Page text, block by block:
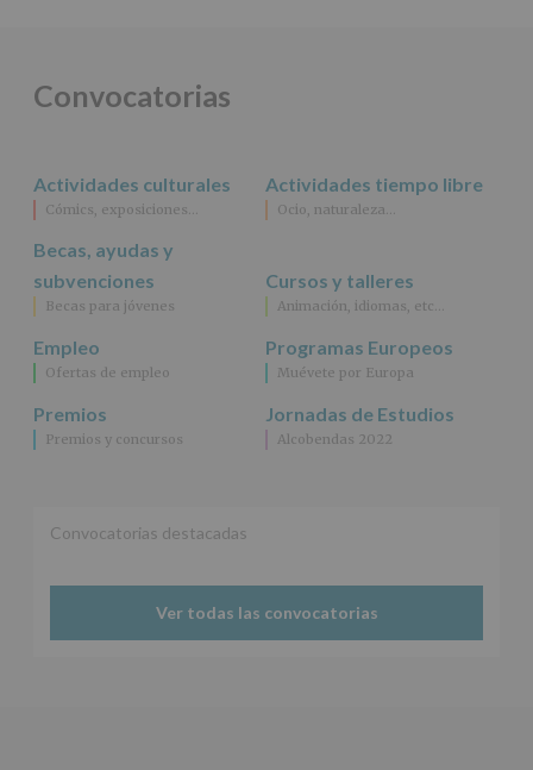
Convocatorias
Actividades culturales
Cómics, exposiciones…
Actividades tiempo libre
Ocio, naturaleza…
Becas, ayudas y
subvenciones
Becas para jóvenes
Cursos y talleres
Animación, idiomas, etc…
Empleo
Ofertas de empleo
Programas Europeos
Muévete por Europa
Premios
Premios y concursos
Jornadas de Estudios
Alcobendas 2022
Convocatorias destacadas
Ver todas las convocatorias